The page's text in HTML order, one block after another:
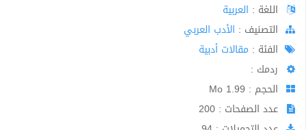
اللغة : العربية
اﻟﺘﺼﻨﻴﻒ : الأدب العربي
الفئة : مقالات أدبية
ردمك :
الحجم : 1.99 Mo
عدد الصفحات : 200